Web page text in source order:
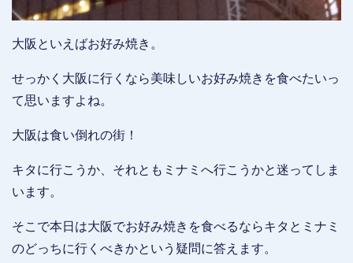
大阪といえばお好み焼き。
せっかく大阪に行くなら美味しいお好み焼きを食べたいっ
て思いますよね。
大阪は食い倒れの街！
キタに行こうか、それともミナミへ行こうかと迷ってしま
います。
そこで本日は大阪でお好み焼きを食べるならキタとミナミ
のどっちに行くべきかという疑問に答えます。